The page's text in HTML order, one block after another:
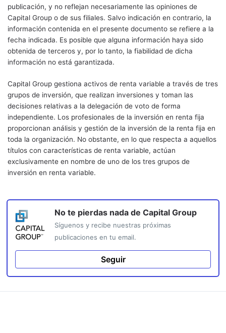
publicación, y no reflejan necesariamente las opiniones de
Capital Group o de sus filiales. Salvo indicación en contrario, la
información contenida en el presente documento se refiere a la
fecha indicada. Es posible que alguna información haya sido
obtenida de terceros y, por lo tanto, la fiabilidad de dicha
información no está garantizada.
Capital Group gestiona activos de renta variable a través de tres
grupos de inversión, que realizan inversiones y toman las
decisiones relativas a la delegación de voto de forma
independiente. Los profesionales de la inversión en renta fija
proporcionan análisis y gestión de la inversión de la renta fija en
toda la organización. No obstante, en lo que respecta a aquellos
títulos con características de renta variable, actúan
exclusivamente en nombre de uno de los tres grupos de
inversión en renta variable.
No te pierdas nada de Capital Group
Síguenos y recibe nuestras próximas
publicaciones en tu email.
Seguir